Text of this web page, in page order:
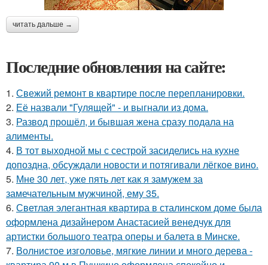
читать дальше →
Последние обновления на сайте:
1. Свежий ремонт в квартире после перепланировки.
2. Её назвали "Гулящей" - и выгнали из дома.
3. Развод прошёл, и бывшая жена сразу подала на
алименты.
4. В тот выходной мы с сестрой засиделись на кухне
допоздна, обсуждали новости и потягивали лёгкое вино.
5. Мне 30 лет, уже пять лет как я замужем за
замечательным мужчиной, ему 35.
6. Светлая элегантная квартира в сталинском доме была
оформлена дизайнером Анастасией венедчук для
артистки большого театра оперы и балета в Минске.
7. Волнистое изголовье, мягкие линии и много дерева -